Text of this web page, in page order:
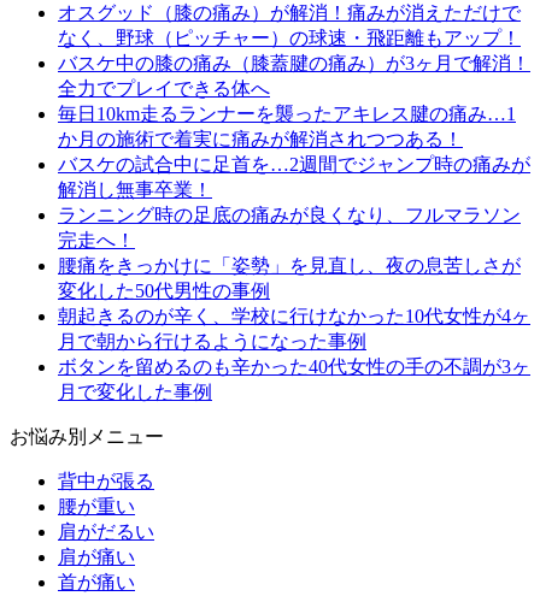
オスグッド（膝の痛み）が解消！痛みが消えただけで
なく、野球（ピッチャー）の球速・飛距離もアップ！
バスケ中の膝の痛み（膝蓋腱の痛み）が3ヶ月で解消！
全力でプレイできる体へ
毎日10km走るランナーを襲ったアキレス腱の痛み…1
か月の施術で着実に痛みが解消されつつある！
バスケの試合中に足首を…2週間でジャンプ時の痛みが
解消し無事卒業！
ランニング時の足底の痛みが良くなり、フルマラソン
完走へ！
腰痛をきっかけに「姿勢」を見直し、夜の息苦しさが
変化した50代男性の事例
朝起きるのが辛く、学校に行けなかった10代女性が4ヶ
月で朝から行けるようになった事例
ボタンを留めるのも辛かった40代女性の手の不調が3ヶ
月で変化した事例
お悩み別メニュー
背中が張る
腰が重い
肩がだるい
肩が痛い
首が痛い